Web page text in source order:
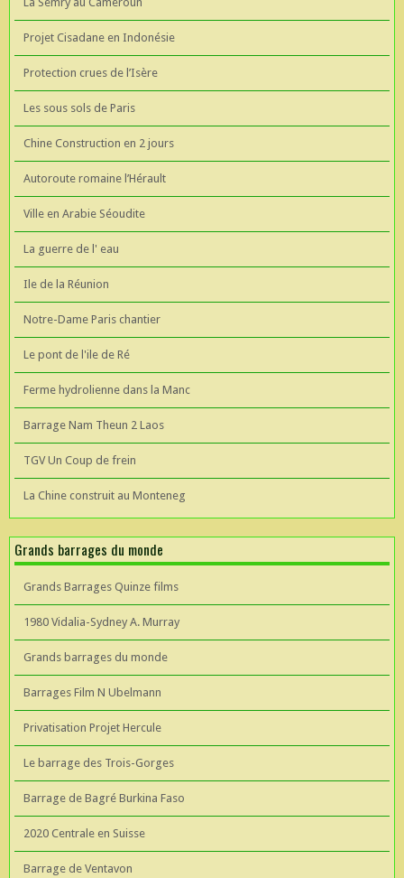
Projet Cisadane en Indonésie
Protection crues de l’Isère
Les sous sols de Paris
Chine Construction en 2 jours
Autoroute romaine l’Hérault
Ville en Arabie Séoudite
La guerre de l' eau
Ile de la Réunion
Notre-Dame Paris chantier
Le pont de l'ile de Ré
Ferme hydrolienne dans la Manc
Barrage Nam Theun 2 Laos
TGV Un Coup de frein
La Chine construit au Monteneg
Grands barrages du monde
Grands Barrages Quinze films
1980 Vidalia-Sydney A. Murray
Grands barrages du monde
Barrages Film N Ubelmann
Privatisation Projet Hercule
Le barrage des Trois-Gorges
Barrage de Bagré Burkina Faso
2020 Centrale en Suisse
Barrage de Ventavon